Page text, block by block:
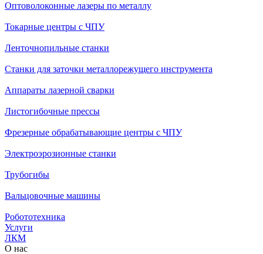
Оптоволоконные лазеры по металлу
Токарные центры с ЧПУ
Ленточнопильные станки
Станки для заточки металлорежущего инструмента
Аппараты лазерной сварки
Листогибочные прессы
Фрезерные обрабатывающие центры с ЧПУ
Электроэрозионные станки
Трубогибы
Вальцовочные машины
Робототехника
Услуги
ЛКМ
О нас